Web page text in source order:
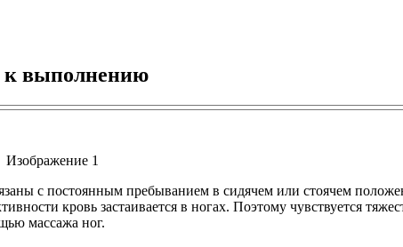
к выполнению
с постоянным пребыванием в сидячем или стоячем
кровь застаивается в ногах. Поэтому чувствуется
массажа ног.